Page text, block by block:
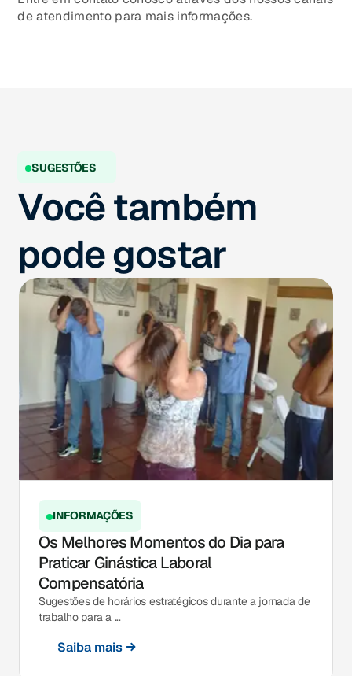
de atendimento para mais informações.
SUGESTÕES
Você também
pode gostar
INFORMAÇÕES
Os Melhores Momentos do Dia para
Praticar Ginástica Laboral
Compensatória
Sugestões de horários estratégicos durante a jornada de
trabalho para a ...
Saiba mais